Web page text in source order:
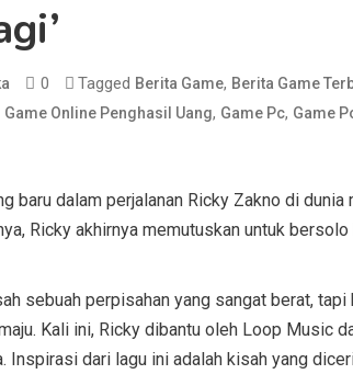
0 Tagged Berita Game, Berita Game
Game Online Penghasil Uang, Game Pc, Game
baru dalam perjalanan Ricky Zakno di
Ricky akhirnya memutuskan untuk
sebuah perpisahan yang sangat berat,
Kali ini, Ricky dibantu oleh Loop Music
Inspirasi dari lagu ini adalah kisah yang